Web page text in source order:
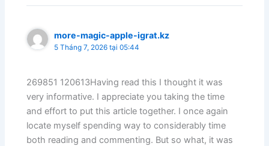
more-magic-apple-igrat.kz
5 Tháng 7, 2026 tại 05:44
269851 120613Having read this I thought it was
very informative. I appreciate you taking the time
and effort to put this article together. I once again
locate myself spending way to considerably time
both reading and commenting. But so what, it was